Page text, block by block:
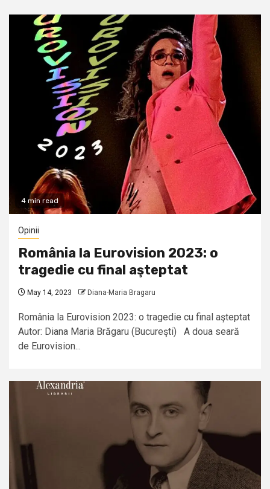
4 min read
Opinii
România la Eurovision 2023: o
tragedie cu final aşteptat
May 14, 2023 Diana-Maria Bragaru
România la Eurovision 2023: o tragedie cu final aşteptat
Autor: Diana Maria Brăgaru (Bucureşti) A doua seară
de Eurovision...